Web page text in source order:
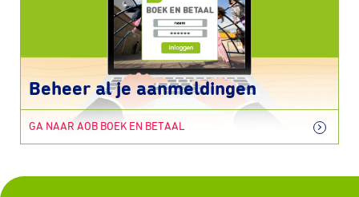
Beheer al je aanmeldingen
GA NAAR AOB BOEK EN BETAAL